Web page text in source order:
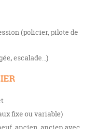
(policier, pilote de
escalade…)
fixe ou variable)